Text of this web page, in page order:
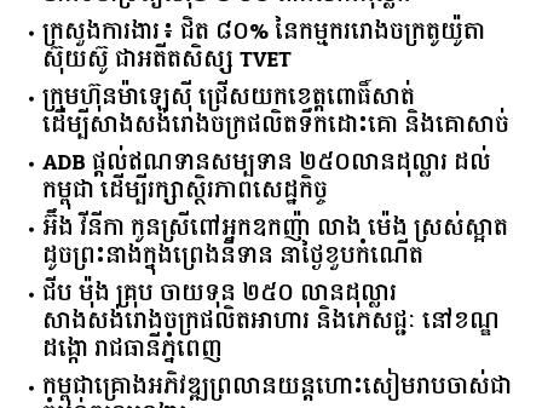
ក្រសួង​ការងារ​៖ ​ជិត​ ​៨០​% ​នៃ​កម្មករ​រោងចក្រ​តូយ៉ូតា ​
ស៊ុយ​ស៊ូ ​ជា​អតីត​សិស្ស​ ​TVET​
ក្រុមហ៊ុន​ម៉ាឡេស៊ី ជ្រើសយកខេត្ដពោធិ៍សាត់
ដើម្បីសាងសង់រោងចក្រផលិតទឹកដោះគោ និងគោសាច់
ADB ផ្តល់ឥណទានសម្បទាន ២៥០លានដុល្លារ ដល់
កម្ពុជា ដើម្បីរក្សាស្ថិរភាពសេដ្ឋកិច្ច
អ៊ឹង វីនីកា កូនស្រីពៅអ្នកឧកញ៉ា លាង ម៉េង ស្រស់ស្អាត
ដូចព្រះនាងក្នុងព្រេងនិទាន នាថ្ងៃខួបកំណើត
ជីប ម៉ុង គ្រុប ចាយទុន ២៥០ លានដុល្លារ
សាងសង់រោងចក្រផលិតអាហារ និងភេសជ្ជៈ នៅខណ្ឌ
ដង្កោ រាជធានីភ្នំពេញ
កម្ពុជា​គ្រោង​អភិវឌ្ឍ​ព្រលានយន្តហោះ​សៀមរាប​ចាស់​ជា​